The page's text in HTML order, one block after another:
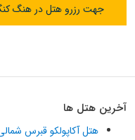
جهت رزرو هتل در هنگ
آخرین هتل ها
هتل آکاپولکو قبرس